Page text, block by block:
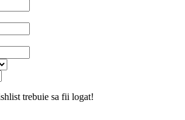
trebuie sa fii logat!